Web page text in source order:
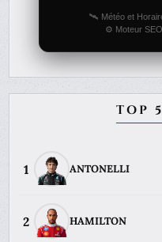
🛰️ Météo et
⚙️ Moteur
TOP
1 ANTONELLI
2 HAMILTON